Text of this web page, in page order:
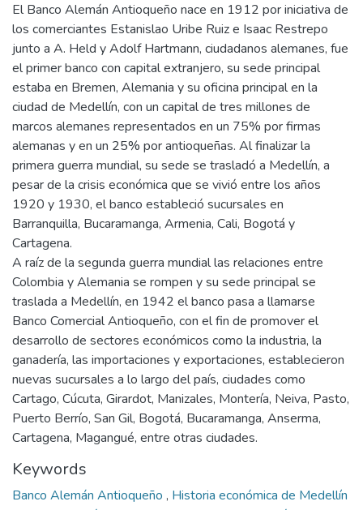
El Banco Alemán Antioqueño nace en 1912 por iniciativa de
los comerciantes Estanislao Uribe Ruiz e Isaac Restrepo
junto a A. Held y Adolf Hartmann, ciudadanos alemanes, fue
el primer banco con capital extranjero, su sede principal
estaba en Bremen, Alemania y su oficina principal en la
ciudad de Medellín, con un capital de tres millones de
marcos alemanes representados en un 75% por firmas
alemanas y en un 25% por antioqueñas. Al finalizar la
primera guerra mundial, su sede se trasladó a Medellín, a
pesar de la crisis económica que se vivió entre los años
1920 y 1930, el banco estableció sucursales en
Barranquilla, Bucaramanga, Armenia, Cali, Bogotá y
Cartagena.
A raíz de la segunda guerra mundial las relaciones entre
Colombia y Alemania se rompen y su sede principal se
traslada a Medellín, en 1942 el banco pasa a llamarse
Banco Comercial Antioqueño, con el fin de promover el
desarrollo de sectores económicos como la industria, la
ganadería, las importaciones y exportaciones, establecieron
nuevas sucursales a lo largo del país, ciudades como
Cartago, Cúcuta, Girardot, Manizales, Montería, Neiva, Pasto,
Puerto Berrío, San Gil, Bogotá, Bucaramanga, Anserma,
Cartagena, Magangué, entre otras ciudades.
Keywords
Banco Alemán Antioqueño , Historia económica de Medellín